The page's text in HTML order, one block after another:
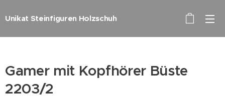
Unikat Steinfiguren Holzschuh
Gamer mit Kopfhörer Büste
2203/2